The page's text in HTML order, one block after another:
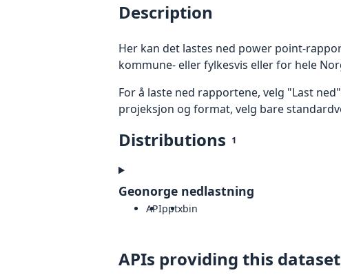
Description
Her kan det lastes ned power point-
kommune- eller fylkesvis eller for hele
For å laste ned rapportene, velg "Last
projeksjon og format, velg bare
Distributions 1
Geonorge nedlastning
APIpptxbin
APIs providing this dataset